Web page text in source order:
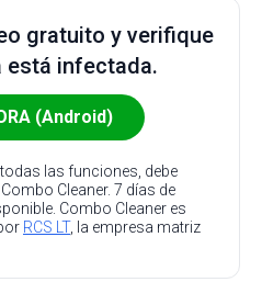
gratuito y verifique
está infectada.
(Android)
las funciones, debe
Cleaner. 7 días de
Combo Cleaner es
RCS LT, la empresa matriz